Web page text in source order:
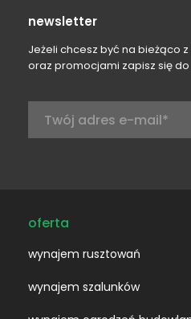
oferta
wynajem rusztowań
wynajem szalunków
newsletter
Jeżeli chcesz być na bieżąco
oraz promocjami zapisz się